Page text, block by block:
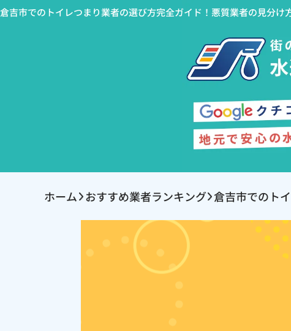
倉吉市でのトイレつまり業者の選び方完全ガイド！悪質業者の見分け
ホーム おすすめ業者ランキング 倉吉市でのト